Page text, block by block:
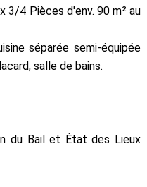
3/4 Pièces d'env. 90 m² au
séparée semi-équipée
salle de bains.
du Bail et État des Lieux